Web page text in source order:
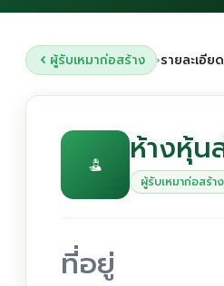
ผู้รับเหมาก่อสร้าง ›รายละเอีย
ห้างหุ้น
ผู้รับเหมาก่อสร้าง
ที่อยู่